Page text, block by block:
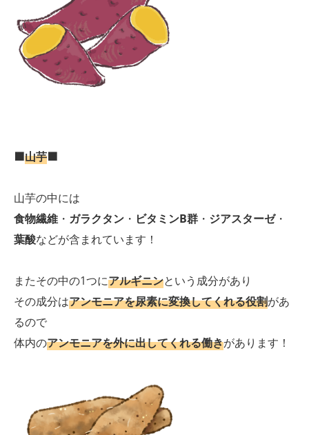
🟫山芋🟫
山芋の中には
食物繊維 ・ ガラクタン ・ ビタミンB群 ・ ジアスターゼ・
葉酸などが含まれています！
またその中の1つにアルギニンという成分があり
その成分はアンモニアを尿素に変換してくれる役割があ
るので
体内のアンモニアを外に出してくれる働きがあります！